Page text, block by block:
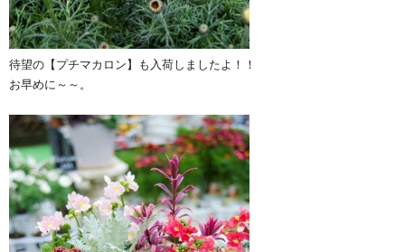
待望の【プチマカロン】も入荷しましたよ！！
お早めに～～。